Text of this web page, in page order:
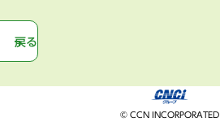
戻る
© CCN INCORPORATED